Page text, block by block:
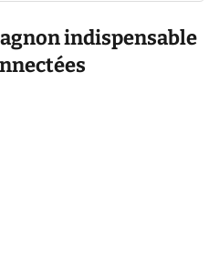
indispensable